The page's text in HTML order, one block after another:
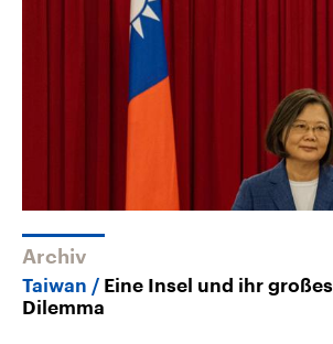
Archiv
Taiwan
Eine Insel und ihr großes
Dilemma